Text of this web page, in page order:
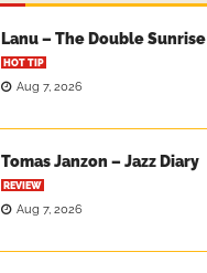
Lanu – The Double Sunrise
HOT TIP
Aug 7, 2026
Tomas Janzon – Jazz Diary
REVIEW
Aug 7, 2026